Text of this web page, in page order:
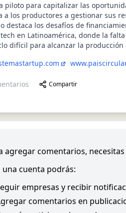
piloto para capitalizar las
a los productores a gestionar sus
destaca los desafíos de
en Latinoamérica, donde la
difícil para alcanzar la producción
Compartir
agregar comentarios, necesitas
una cuenta podrás:
empresas y recibir
comentarios en